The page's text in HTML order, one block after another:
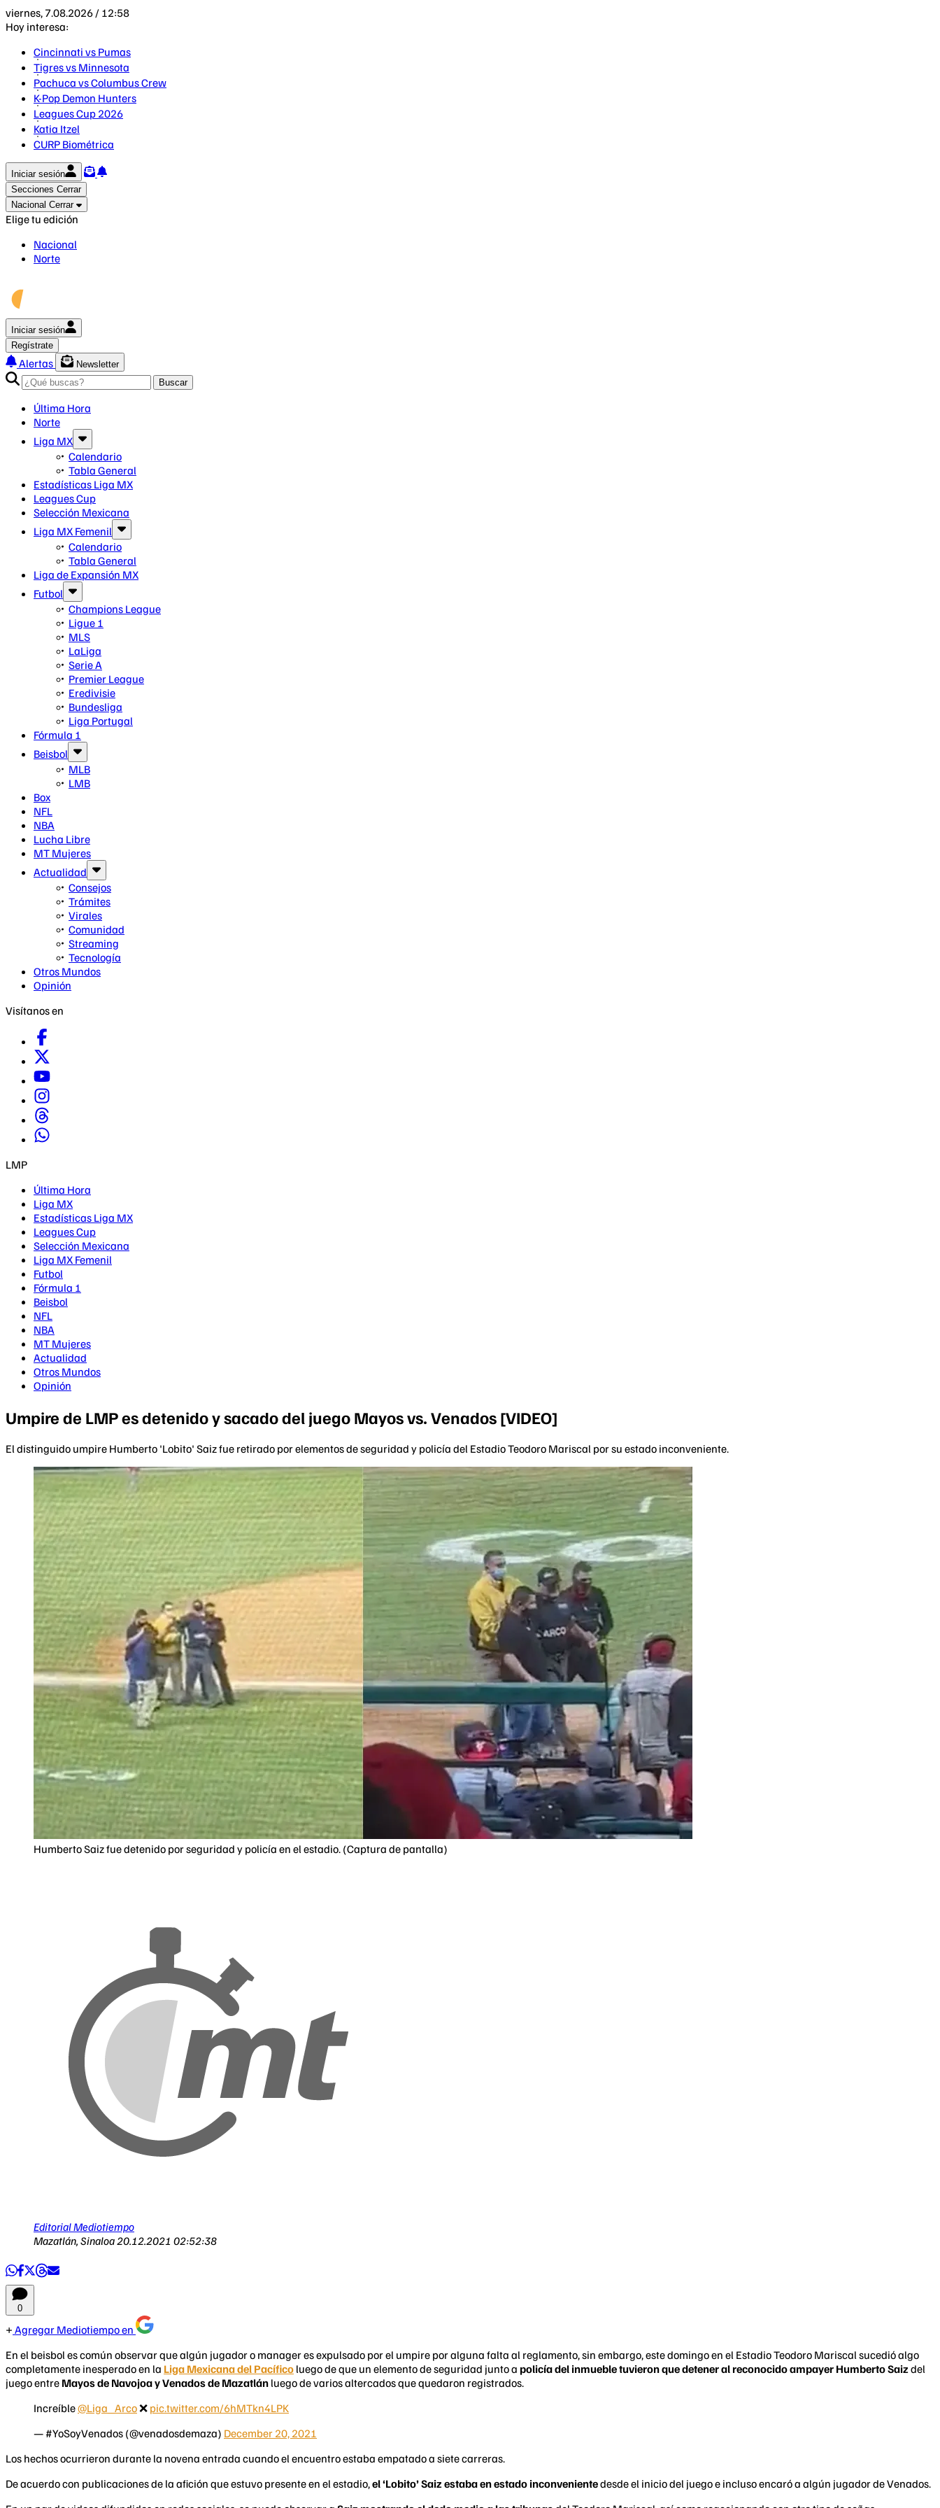
viernes, 7.08.2026 / 12:58
Hoy interesa:
Cincinnati vs Pumas
Tigres vs Minnesota
Pachuca vs Columbus Crew
K-Pop Demon Hunters
Leagues Cup 2026
Katia Itzel
CURP Biométrica
Iniciar sesión
Secciones Cerrar
Nacional Cerrar
Elige tu edición
Nacional
Norte
Iniciar sesión
Regístrate
Alertas
Newsletter
Buscar
Última Hora
Norte
Liga MX
Calendario
Tabla General
Estadísticas Liga MX
Leagues Cup
Selección Mexicana
Liga MX Femenil
Calendario
Tabla General
Liga de Expansión MX
Futbol
Champions League
Ligue 1
MLS
LaLiga
Serie A
Premier League
Eredivisie
Bundesliga
Liga Portugal
Fórmula 1
Beisbol
MLB
LMB
Box
NFL
NBA
Lucha Libre
MT Mujeres
Actualidad
Consejos
Trámites
Virales
Comunidad
Streaming
Tecnología
Otros Mundos
Opinión
Visítanos en
LMP
Última Hora
Liga MX
Estadísticas Liga MX
Leagues Cup
Selección Mexicana
Liga MX Femenil
Futbol
Fórmula 1
Beisbol
NFL
NBA
MT Mujeres
Actualidad
Otros Mundos
Opinión
Umpire de LMP es detenido y sacado del juego Mayos vs. Venados [VIDEO]
El distinguido umpire Humberto 'Lobito' Saiz fue retirado por elementos de seguridad y policía del Estadio Teodoro Mariscal por su estado inconveniente.
Humberto Saiz fue detenido por seguridad y policía en el estadio. (Captura de pantalla)
Editorial Mediotiempo
Mazatlán, Sinaloa20.12.2021 02:52:38
0
Agregar Mediotiempo en
En el beisbol es común observar que algún jugador o manager es expulsado por el umpire por alguna falta al reglamento, sin embargo, este domingo en el Estadio Teodoro Mariscal sucedió algo
completamente inesperado en la Liga Mexicana del Pacífico luego de que un elemento de seguridad junto a policía del inmueble tuvieron que detener al reconocido ampayer Humberto Saiz del
juego entre Mayos de Navojoa y Venados de Mazatlán luego de varios altercados que quedaron registrados.
Increíble@Liga_Arco❌ pic.twitter.com/6hMTkn4LPK
— #YoSoyVenados (@venadosdemaza) December 20, 2021
Los hechos ocurrieron durante la novena entrada cuando el encuentro estaba empatado a siete carreras.
De acuerdo con publicaciones de la afición que estuvo presente en el estadio,el ‘Lobito’ Saiz estaba en estado inconvenientedesde el inicio del juego e incluso encaró a algún jugador de Venados.